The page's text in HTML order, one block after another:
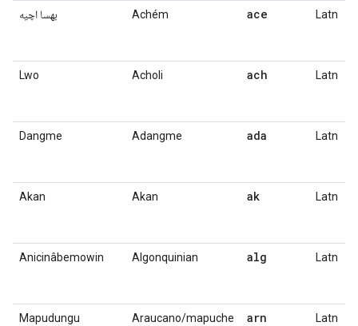
بهسا اچيه Achém ace Latn
Lwo Acholi ach Latn
Dangme Adangme ada Latn
Akan Akan ak Latn
Anicinâbemowin Algonquinian alg Latn
Mapudungu Araucano/mapuche arn Latn